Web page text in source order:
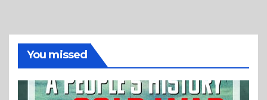
You missed